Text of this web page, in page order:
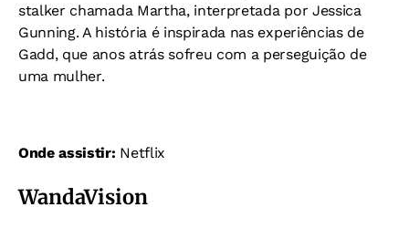
stalker chamada Martha, interpretada por Jessica
Gunning. A história é inspirada nas experiências de
Gadd, que anos atrás sofreu com a perseguição de
uma mulher.
Onde assistir: Netflix
WandaVision